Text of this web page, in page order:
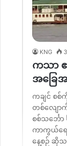
KNG
ကသာ ဧ
အခြေ
ကချင် စစ်
တစ်လျော
စစ်သင်္ဘေ
ကာကွယ်ရေး
နေ့စဉ် ဆိုသ